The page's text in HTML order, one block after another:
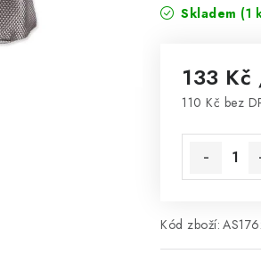
Skladem (1
133 Kč
110 Kč bez
Kód zboží: